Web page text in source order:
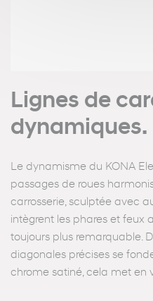
Lignes de
dynamiques.
Le dynamisme du KONA
passages de roues
carrosserie, sculptée avec
intègrent les phares et feux
toujours plus remarquable.
diagonales précises se
chrome satiné, cela met en